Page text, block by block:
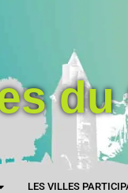
du
LES VILLES